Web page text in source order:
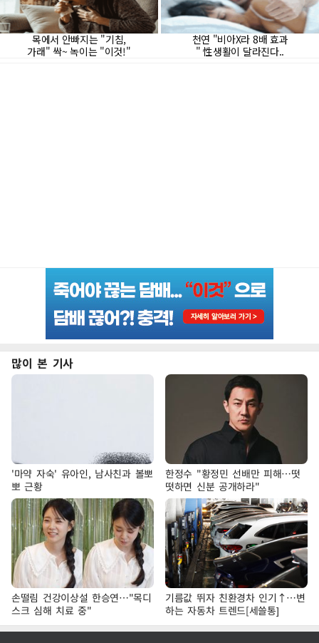
많이 본 기사
'마약 자숙' 유아인, 남사친과 볼뽀
뽀 근황
한정수 "황정민 선배만 피해…떳
떳하면 신분 공개하라"
손떨림 건강이상설 한승연…"목디
스크 심해 치료 중"
기름값 뛰자 친환경차 인기↑…변
하는 자동차 트렌드[세쓸통]